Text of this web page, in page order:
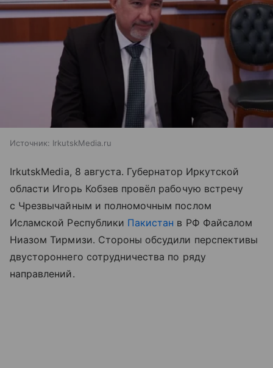
Источник: IrkutskMedia.ru
IrkutskMedia, 8 августа. Губернатор Иркутской
области Игорь Кобзев провёл рабочую встречу
с Чрезвычайным и полномочным послом
Исламской Республики Пакистан в РФ Файсалом
Ниазом Тирмизи. Стороны обсудили перспективы
двустороннего сотрудничества по ряду
направлений.